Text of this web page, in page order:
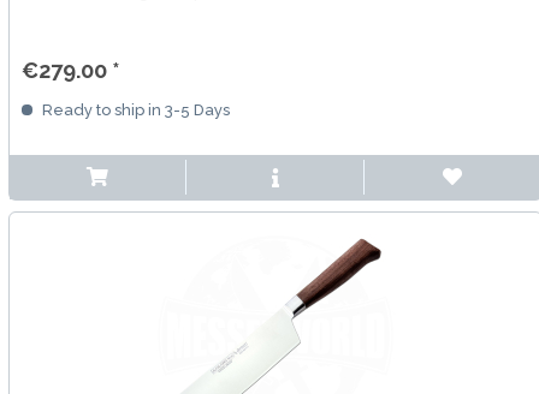
€279.00 *
Ready to ship in 3-5 Days